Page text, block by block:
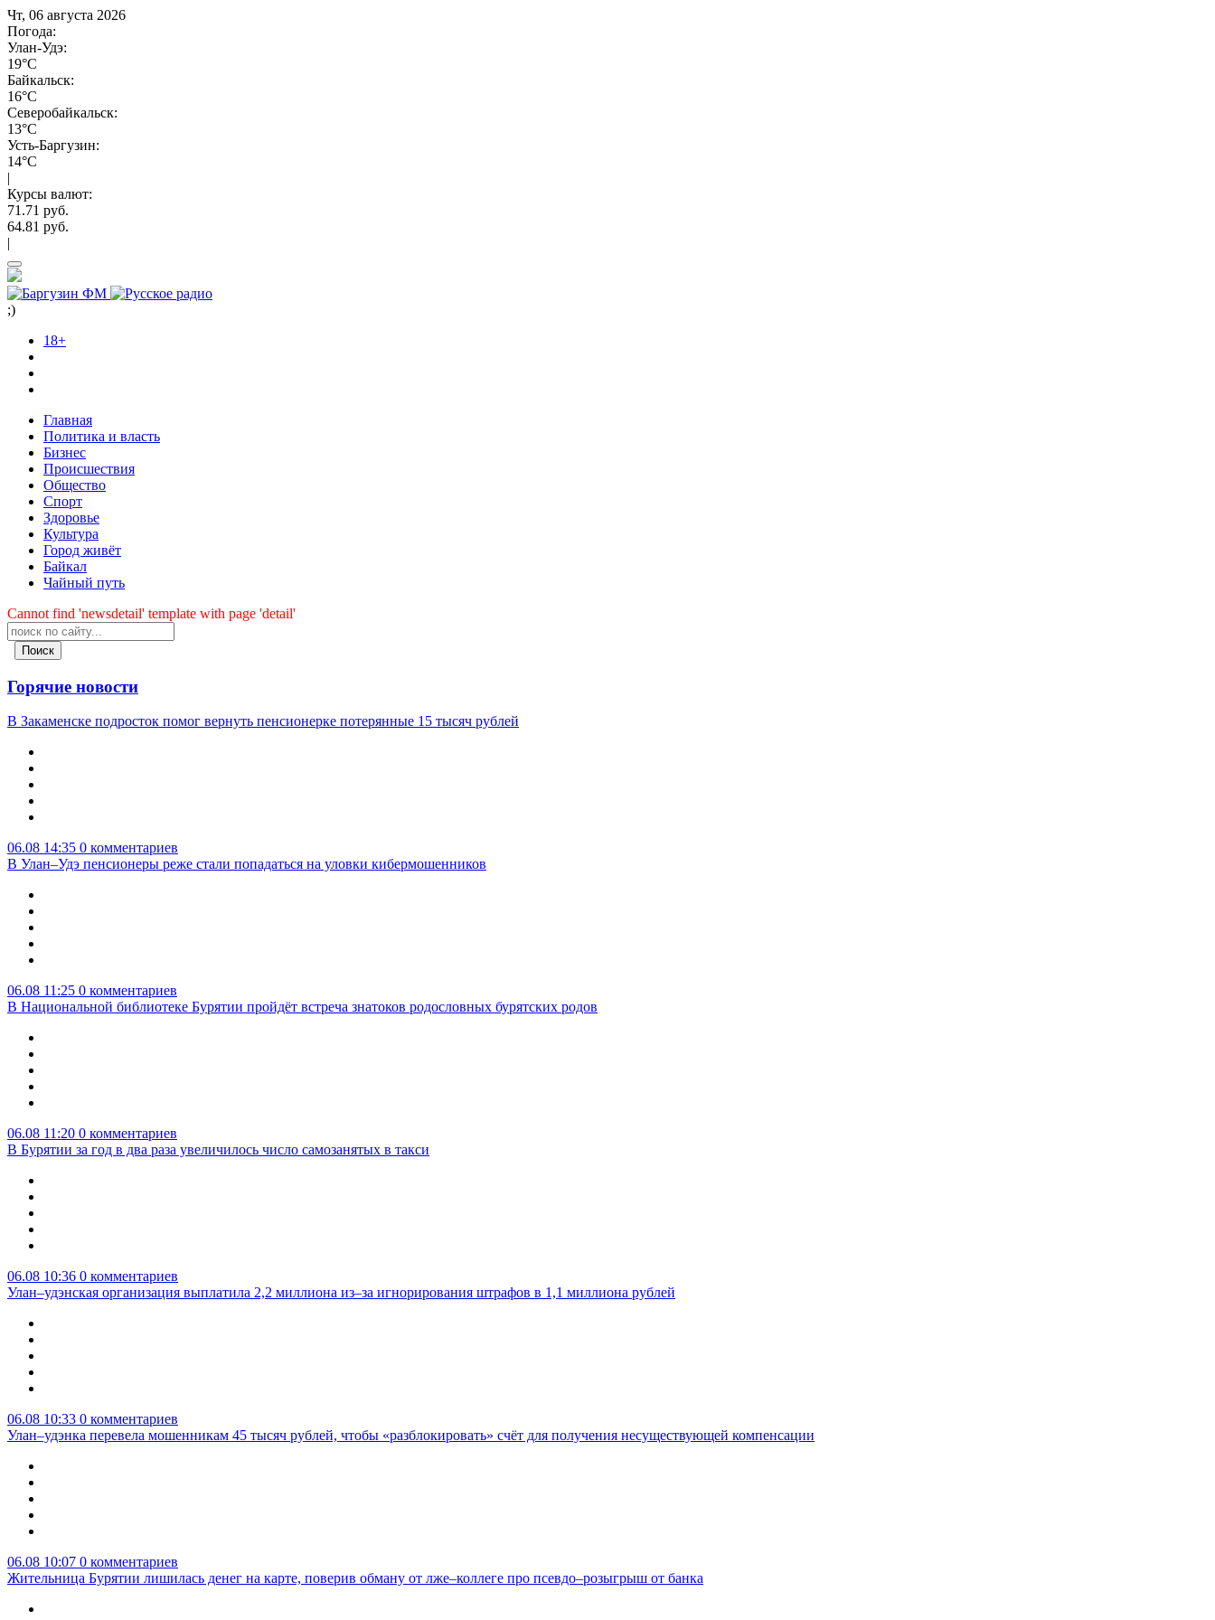
Чт, 06 августа 2026
Погода:
Улан-Удэ:
19°C
Байкальск:
16°C
Северобайкальск:
13°C
Усть-Баргузин:
14°C
|
Курсы валют:
71.71 руб.
64.81 руб.
|
;)
18+
Главная
Политика и власть
Бизнес
Происшествия
Общество
Cпорт
Здоровье
Культура
Город живёт
Байкал
Чайный путь
Cannot find 'newsdetail' template with page 'detail'
Поиск
Горячие новости
В Закаменске подросток помог вернуть пенсионерке потерянные 15 тысяч рублей
06.08 14:35 0 комментариев
В Улан–Удэ пенсионеры реже стали попадаться на уловки кибермошенников
06.08 11:25 0 комментариев
В Национальной библиотеке Бурятии пройдёт встреча знатоков родословных бурятских родов
06.08 11:20 0 комментариев
В Бурятии за год в два раза увеличилось число самозанятых в такси
06.08 10:36 0 комментариев
Улан–удэнская организация выплатила 2,2 миллиона из–за игнорирования штрафов в 1,1 миллиона рублей
06.08 10:33 0 комментариев
Улан–удэнка перевела мошенникам 45 тысяч рублей, чтобы «разблокировать» счёт для получения несуществующей компенсации
06.08 10:07 0 комментариев
Жительница Бурятии лишилась денег на карте, поверив обману от лже–коллеге про псевдо–розыгрыш от банка